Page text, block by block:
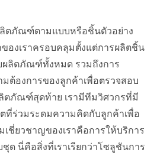
ลิตภัณฑ์ตามแบบหรือชิ้นตัวอย่าง
องเราครอบคลุมตั้งแต่การผลิตชิ้น
ผลิตภัณฑ์ทั้งหมด รวมถึงการ
ต้องการของลูกค้าเพื่อตรวจสอบ
ตภัณฑ์สุดท้าย เรามีทีมวิศวกรที่มี
ที่ร่วมระดมความคิดกับลูกค้าเพื่อ
ชี่ยวชาญของเราคือการให้บริการ
ด นี่คือสิ่งที่เราเรียกว่าโซลูชันการ